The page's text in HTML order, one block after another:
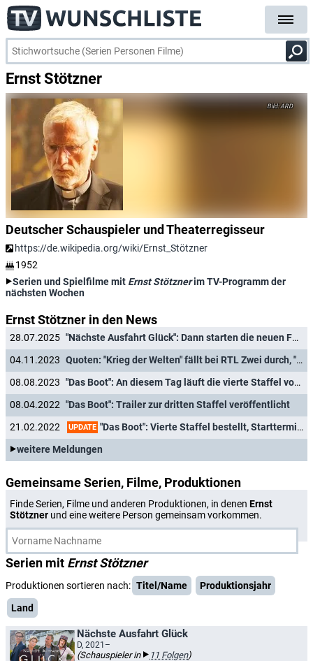
Ernst Stötzner
ARD
Deutscher Schauspieler und Theaterregisseur
https://de.wikipedia.org/wiki/Ernst_Stötzner
1952
Serien und Spielfilme mit Ernst Stötznerim TV-Programm der
nächsten Wochen
Ernst Stötzner in den News
28.07.2025
"Nächste Ausfahrt Glück": Dann starten die neuen Folgen der ZDF-Herzkino-Reihe
04.11.2023
Quoten: "Krieg der Welten" fällt bei RTL Zwei durch, "Ninja Warrior" schlägt "The Voice"
08.08.2023
"Das Boot": An diesem Tag läuft die vierte Staffel vom Stapel
08.04.2022 "Das Boot": Trailer zur dritten Staffel veröffentlicht
21.02.2022
UPDATE "Das Boot": Vierte Staffel bestellt, Starttermin für dritte Staffel
weitere Meldungen
Gemeinsame Serien, Filme, Produktionen
Finde Serien, Filme und anderen Produktionen, in denen Ernst
Stötzner und eine weitere Person gemeinsam vorkommen.
Serien mit Ernst Stötzner
Produktionen sortieren nach: Titel/Name
Produktionsjahr
Land
Nächste Ausfahrt Glück
D, 2021–
(Schauspieler in 11 Folgen)